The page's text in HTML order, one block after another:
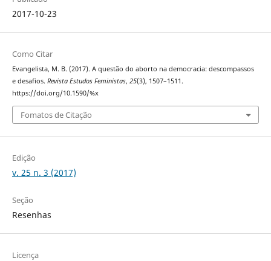
2017-10-23
Como Citar
Evangelista, M. B. (2017). A questão do aborto na democracia: descompassos
e desafios. Revista Estudos Feministas, 25(3), 1507–1511.
https://doi.org/10.1590/%x
Fomatos de Citação
Edição
v. 25 n. 3 (2017)
Seção
Resenhas
Licença